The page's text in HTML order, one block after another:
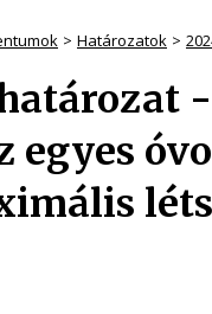
Határozatok
határozat
egyes